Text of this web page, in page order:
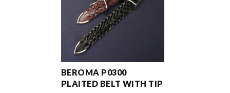
BEROMA P0300
PLAITED BELT WITH TIP